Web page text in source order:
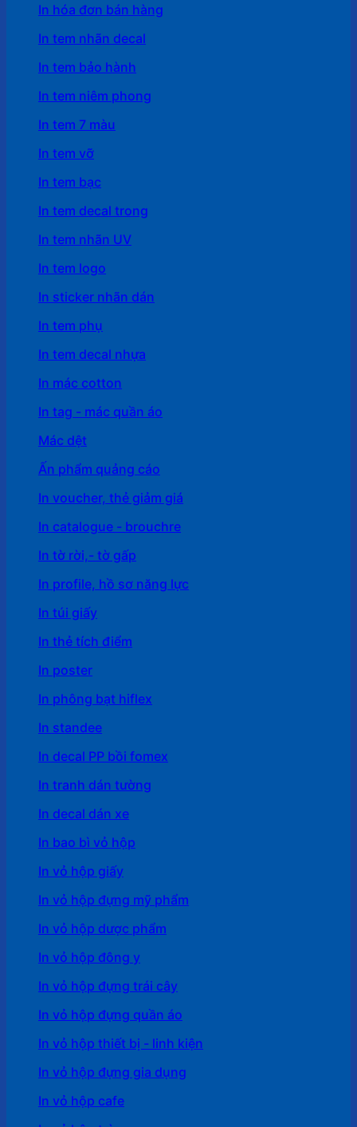
In hóa đơn bán hàng
In tem nhãn decal
In tem bảo hành
In tem niêm phong
In tem 7 màu
In tem vỡ
In tem bạc
In tem decal trong
In tem nhãn UV
In tem logo
In sticker nhãn dán
In tem phụ
In tem decal nhựa
In mác cotton
In tag - mác quần áo
Mác dệt
Ấn phẩm quảng cáo
In voucher, thẻ giảm giá
In catalogue - brouchre
In tờ rời,- tờ gấp
In profile, hồ sơ năng lực
In túi giấy
In thẻ tích điểm
In poster
In phông bạt hiflex
In standee
In decal PP bồi fomex
In tranh dán tường
In decal dán xe
In bao bì vỏ hộp
In vỏ hộp giấy
In vỏ hộp đựng mỹ phẩm
In vỏ hộp dược phẩm
In vỏ hộp đông y
In vỏ hộp đựng trái cây
In vỏ hộp đựng quần áo
In vỏ hộp thiết bị - linh kiện
In vỏ hộp đựng gia dụng
In vỏ hộp cafe